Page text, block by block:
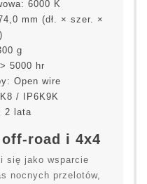
6000 K
mm (dł. × szer. ×
g
5000 hr
Open wire
/ IP6K9K
2 lata
road i 4x4
się jako wsparcie
nocnych przelotów,